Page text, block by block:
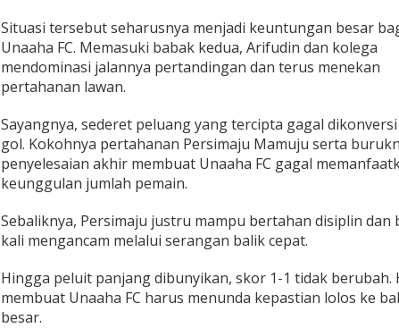
a
Situasi tersebut seharusnya menjadi keuntungan besar
Unaaha FC. Memasuki babak kedua, Arifudin dan kolega
mendominasi jalannya pertandingan dan terus menekan
pertahanan lawan.
Sayangnya, sederet peluang yang tercipta gagal
gol. Kokohnya pertahanan Persimaju Mamuju serta
penyelesaian akhir membuat Unaaha FC gagal
keunggulan jumlah pemain.
Sebaliknya, Persimaju justru mampu bertahan disiplin dan
kali mengancam melalui serangan balik cepat.
Hingga peluit panjang dibunyikan, skor 1-1 tidak berubah.
membuat Unaaha FC harus menunda kepastian lolos ke
besar.